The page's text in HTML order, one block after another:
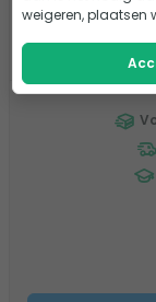
Vergelijk
weigeren, plaatsen